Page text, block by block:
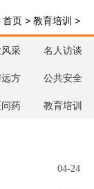
首页 > 教育培训 >
采 名人访谈
方 公共安全
药 教育培训
04-24